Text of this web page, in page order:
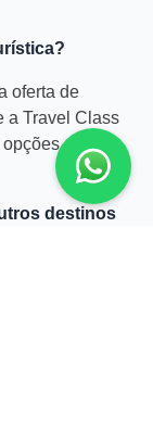
oferta de
a Travel Class
destinos